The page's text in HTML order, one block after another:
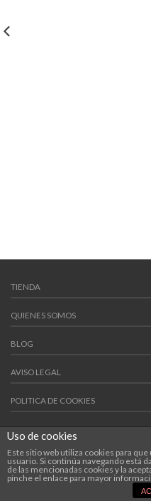
TIENDA
QUIENES SOMOS
BLOG
AVISO LEGAL
POLITICA DE COOKIES
POLITICAS DE VENTA
Copyright 2015 ©Artesanos
Samyt En Red.
Uso de cookies
Este sitio web utiliza cookies para
usuario. Si continúa navegando está
de las mencionadas cookies y la
pinche el enlace para mayor